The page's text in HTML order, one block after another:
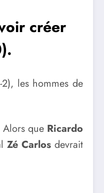
créer
les hommes de
queRicardo
Zé Carlosdevrait